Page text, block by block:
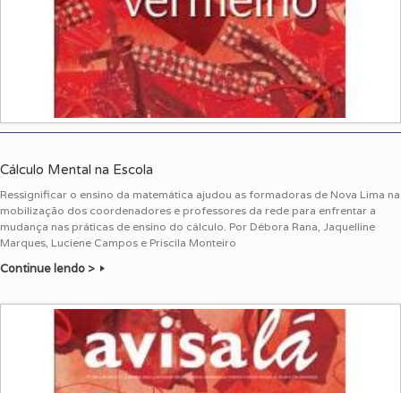
Cálculo Mental na Escola
Ressignificar o ensino da matemática ajudou as formadoras de Nova Lima na
mobilização dos coordenadores e professores da rede para enfrentar a
mudança nas práticas de ensino do cálculo. Por Débora Rana, Jaquelline
Marques, Luciene Campos e Priscila Monteiro
Continue lendo >